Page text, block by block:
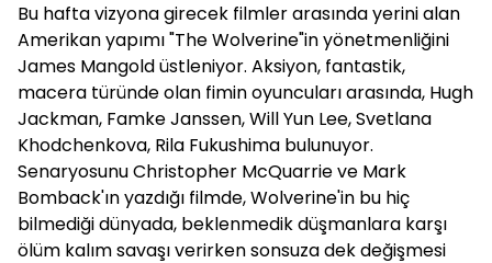
Bu hafta vizyona girecek filmler arasında yerini alan
Amerikan yapımı "The Wolverine"in yönetmenliğini
James Mangold üstleniyor. Aksiyon, fantastik,
macera türünde olan fimin oyuncuları arasında, Hugh
Jackman, Famke Janssen, Will Yun Lee, Svetlana
Khodchenkova, Rila Fukushima bulunuyor.
Senaryosunu Christopher McQuarrie ve Mark
Bomback'ın yazdığı filmde, Wolverine'in bu hiç
bilmediği dünyada, beklenmedik düşmanlara karşı
ölüm kalım savaşı verirken sonsuza dek değişmesi